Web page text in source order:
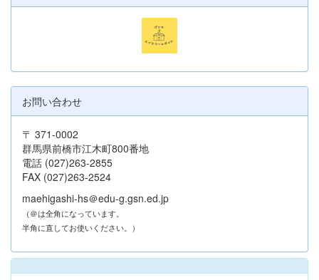
お問い合わせ
〒 371-0002
群馬県前橋市江木町800番地
電話 (027)263-2855
FAX (027)263-2524
maehigashi-hs＠edu-g.gsn.ed.jp
（＠は全角になっています。
半角に直してお使いください。）